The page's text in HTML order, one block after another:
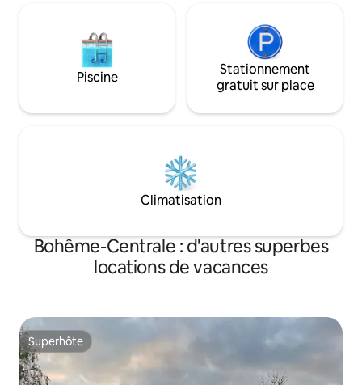
Piscine
Stationnement
gratuit sur place
Climatisation
Bohême-Centrale : d'autres superbes
locations de vacances
Superhôte
Superhôte